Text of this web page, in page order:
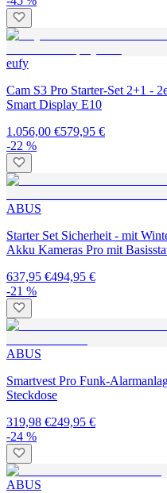
eufy
Cam S3 Pro Starter-Set 2+1 -
Smart Display E10
1.056,00 €579,95 €
-22 %
ABUS
Starter Set Sicherheit - mit
Akku Kameras Pro mit
637,95 €494,95 €
-21 %
ABUS
Smartvest Pro Funk-
Steckdose
319,98 €249,95 €
-24 %
ABUS